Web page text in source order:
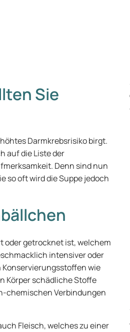
Sie
Darmkrebsrisiko birgt.
auf die Liste der
Denn sind nun
so oft wird die Suppe jedoch
oder getrocknet ist, welchem
intensiver oder
wie
Körper schädliche Stoffe
chemischen Verbindungen
Fleisch, welches zu einer